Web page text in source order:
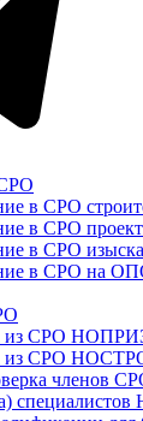
в СРО
в СРО
в СРО
в СРО на
из СРО
из СРО
членов